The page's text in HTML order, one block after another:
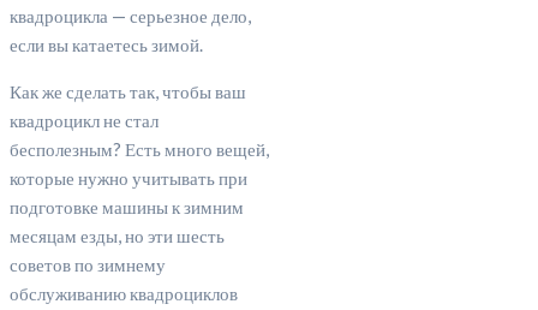
квадроцикла — серьезное дело,
если вы катаетесь зимой.
Как же сделать так, чтобы ваш
квадроцикл не стал
бесполезным? Есть много вещей,
которые нужно учитывать при
подготовке машины к зимним
месяцам езды, но эти шесть
советов по зимнему
обслуживанию квадроциклов